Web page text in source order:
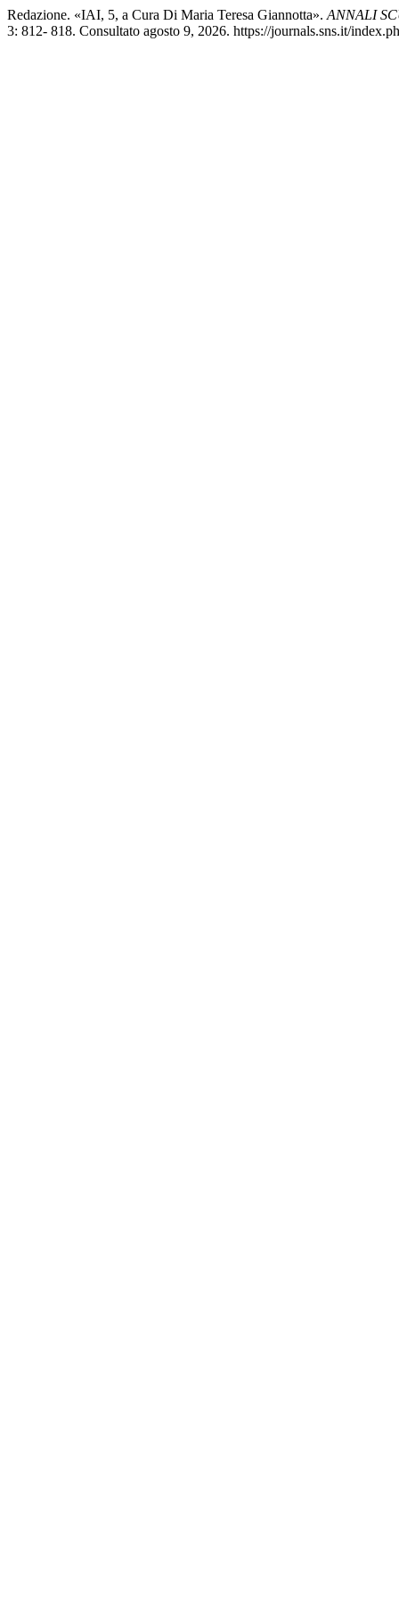
Redazione. «IAI, 5, a Cura Di Maria Teresa Giannotta». ANNALI
3: 812- 818. Consultato agosto 9, 2026. https://journals.sns.it/